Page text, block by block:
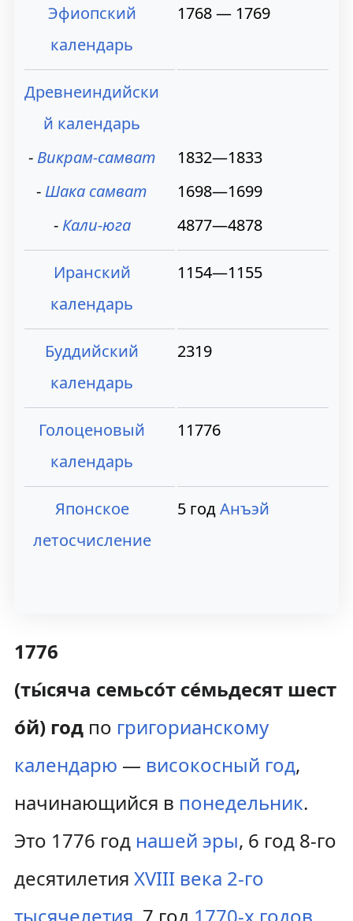
Эфиопский
календарь
1768 — 1769
Древнеиндийски
й календарь
⁃ Викрам-самват
1832—1833
⁃ Шака самват
1698—1699
⁃ Кали-юга 4877—4878
Иранский
календарь
1154—1155
Буддийский
календарь
2319
Голоценовый
календарь
11776
Японское
летосчисление
5 годАнъэй
1776
(ты́сяча семьсо́т се́мьдесят шест
о́й) год по григорианскому
календарю — високосный год,
начинающийся в понедельник.
Это 1776 год нашей эры, 6 год 8-го
десятилетия XVIII века 2-го